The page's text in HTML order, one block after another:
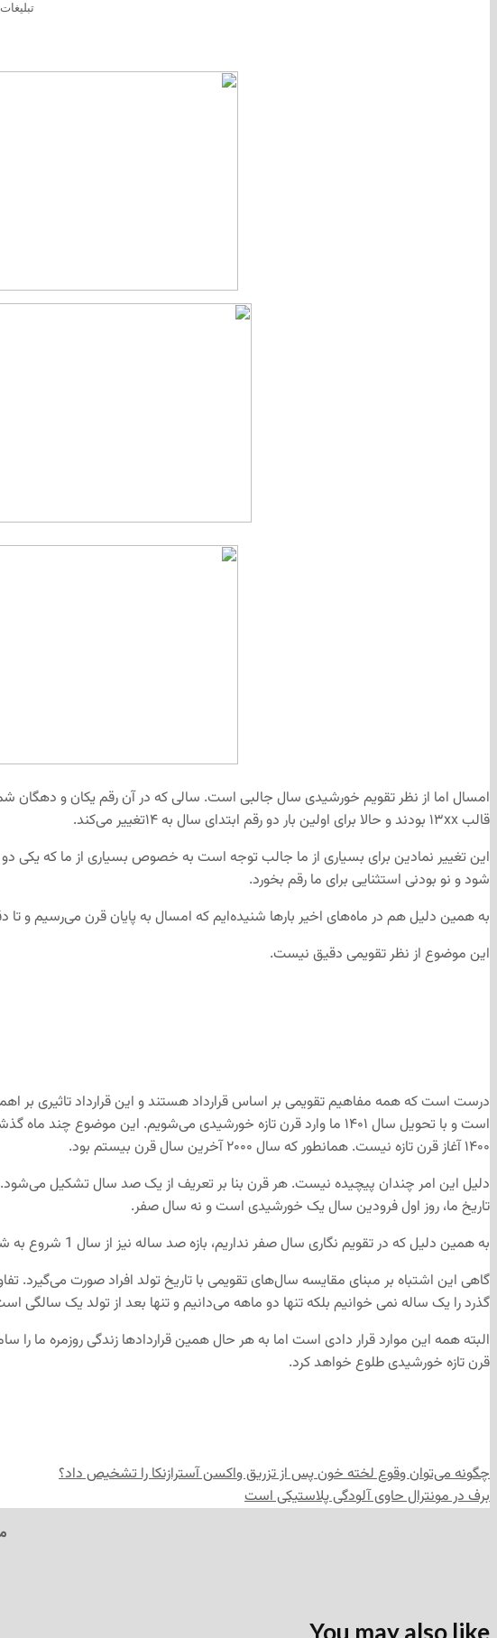
امسال اما از نظر تقویم خورشیدی سال جالبی است. سالی که در آن رقم یکان و
قالب ۱۳xx بودند و حالا برای اولین بار دو رقم ابتدای سال به ۱۴تغییر می‌کند.
این تغییر نمادین برای بسیاری از ما جالب توجه است به خصوص بسیاری از ما که یکی
شود و نو بودنی استثنایی برای ما رقم بخورد.
به همین دلیل هم در ماه‌های اخیر بارها شنیده‌ایم که امسال به پایان قرن می‌رسیم و تا
این موضوع از نظر تقویمی دقیق نیست.
است و با تحویل سال ۱۴۰۱ ما وارد قرن تازه خورشیدی می‌شویم. این موضوع چند ماه گذشته چنان باعث ایجاد بحث‌های مختلف شد که
۱۴۰۰ آغاز قرن تازه نیست. همانطور که سال ۲۰۰۰ آخرین سال قرن بیستم بود.
دلیل این امر چندان پیچیده نیست. هر قرن بنا بر تعریف از یک صد سال تشکیل می‌شود.
تاریخ ما، روز اول فرودین سال یک خورشیدی است و نه سال صفر.
به همین دلیل که در تقویم نگاری سال صفر نداریم، بازه صد ساله نیز از سال 1 شروع به شمارش می شود و در سال ۱۰۱ دوره آن تمام می‌شود. (۱۰۰=۱-۱۰۱).
گاهی این اشتباه بر مبنای مقایسه سال‌های تقویمی با تاریخ تولد افراد صورت می‌گیرد.
گذرد را یک ساله نمی خوانیم بلکه تنها دو ماهه می‌دانیم و تنها بعد از تولد یک سالگی
البته همه این موارد قرار دادی است اما به هر حال همین قراردادها زندگی روزمره
قرن تازه خورشیدی طلوع خواهد کرد.
چگونه می‌توان وقوع لخته خون پس از تزریق واکسن آسترازنکا را تشخیص داد؟
برف‌ در مونترال حاوی آلودگی پلاستیکی است
You may also like